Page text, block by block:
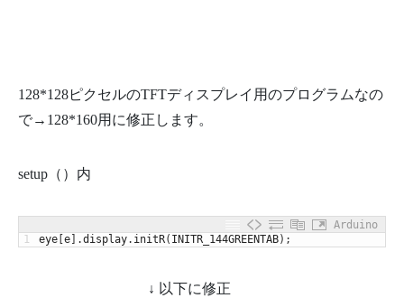
128*128ピクセルのTFTディスプレイ用のプログラムなの
で→128*160用に修正します。
setup（）内
Arduino
1
eye e .display. initR( INITR_144GREENTAB) ;
↓ 以下に修正